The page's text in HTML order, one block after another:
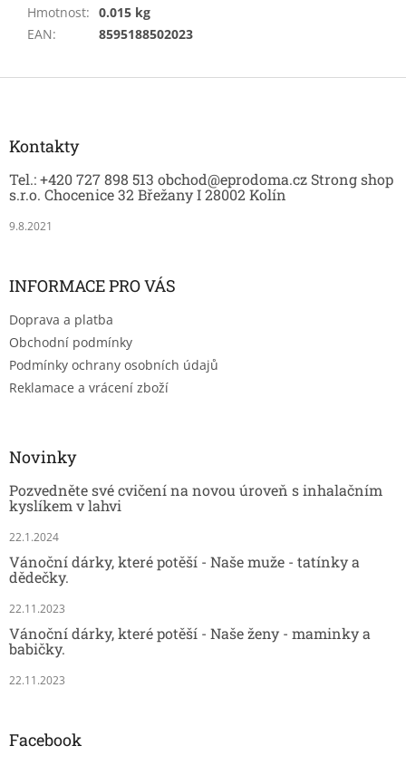
Hmotnost: 0.015 kg
EAN: 8595188502023
Z
Kontakty
Tel.: +420 727 898 513 obchod@eprodoma.cz Strong shop
s.r.o. Chocenice 32 Břežany I 28002 Kolín
9.8.2021
INFORMACE PRO VÁS
Doprava a platba
Obchodní podmínky
Podmínky ochrany osobních údajů
Reklamace a vrácení zboží
Novinky
Pozvedněte své cvičení na novou úroveň s inhalačním
kyslíkem v lahvi
22.1.2024
Vánoční dárky, které potěší - Naše muže - tatínky a
dědečky.
22.11.2023
Vánoční dárky, které potěší - Naše ženy - maminky a
babičky.
22.11.2023
Facebook